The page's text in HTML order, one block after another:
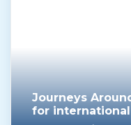
Journeys
for